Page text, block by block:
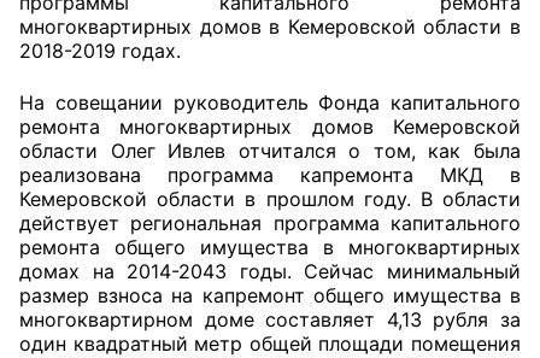
многоквартирных домов в Кемеровской области в
2018-2019 годах.
На совещании руководитель Фонда капитального
ремонта многоквартирных домов Кемеровской
области Олег Ивлев отчитался о том, как была
реализована программа капремонта МКД в
Кемеровской области в прошлом году. В области
действует региональная программа капитального
ремонта общего имущества в многоквартирных
домах на 2014-2043 годы. Сейчас минимальный
размер взноса на капремонт общего имущества в
многоквартирном доме составляет 4,13 рубля за
один квадратный метр общей площади помещения